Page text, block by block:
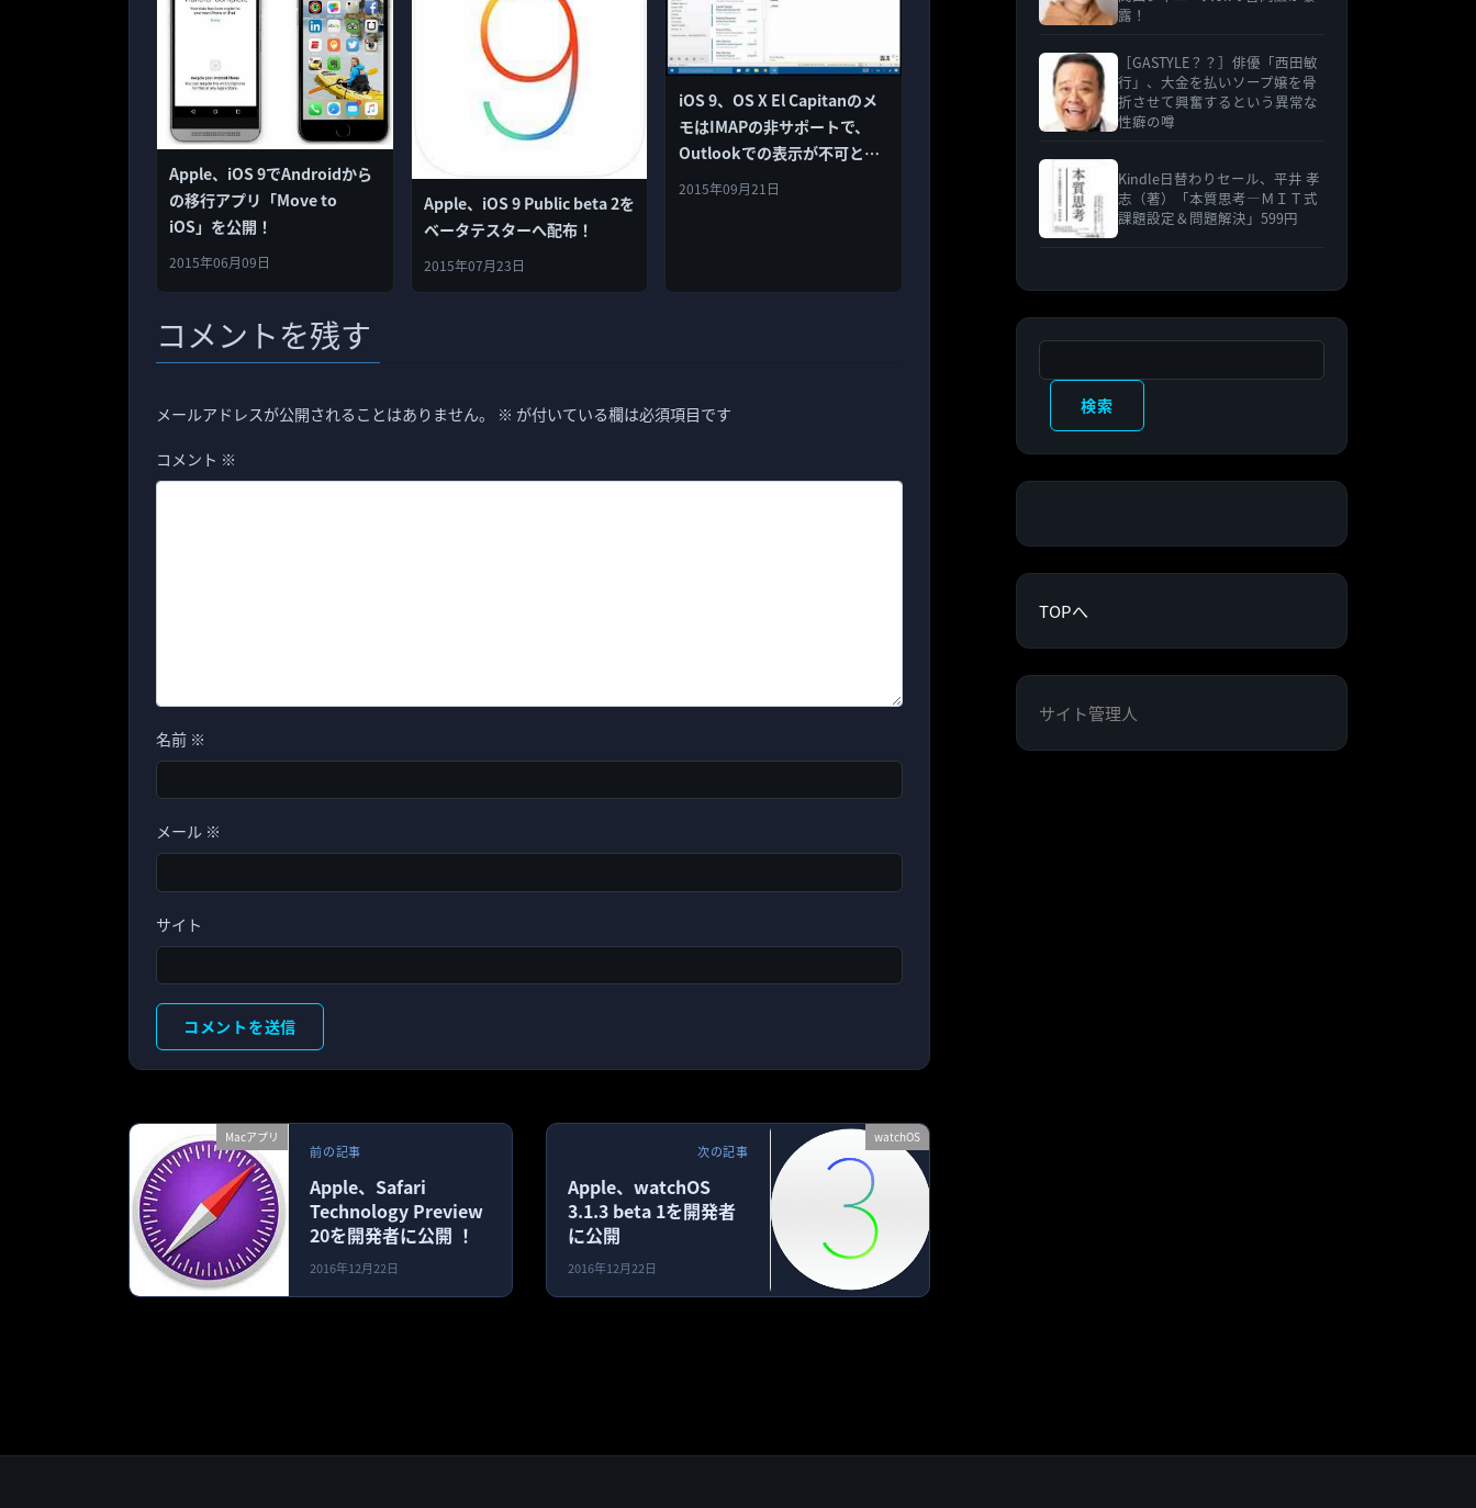
Apple、iOS 9でAndroidから
の移行アプリ「Move to
iOS」を公開！
2015年06月09日
Apple、iOS 9 Public beta 2を
ベータテスターへ配布！
2015年07月23日
iOS 9、OS X El Capitanのメ
モはIMAPの非サポートで、
Outlookでの表示が不可とな
る
2015年09月21日
コメントを残す
メールアドレスが公開されることはありません。 ※ が付いている欄は必須項目です
コメント ※
名前 ※
メール ※
サイト
Macアプリ
前の記事
Apple、Safari
Technology Preview
20を開発者に公開 ！
2016年12月22日
watchOS
次の記事
Apple、watchOS
3.1.3 beta 1を開発者
に公開
2016年12月22日
露！
［GASTYLE？？］俳優「西田敏
行」、大金を払いソープ嬢を骨
折させて興奮するという異常な
性癖の噂
Kindle日替わりセール、平井 孝
志（著）「本質思考―ＭＩＴ式
課題設定＆問題解決」599円
検索
TOPへ
サイト管理人